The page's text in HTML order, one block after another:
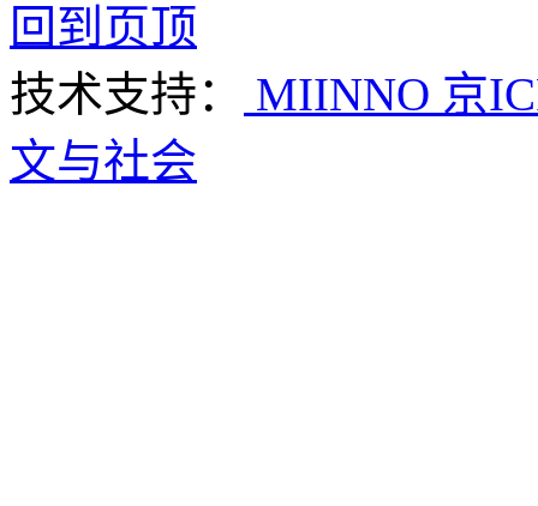
回到页顶
技术支持：
MIINNO 京
文与社会